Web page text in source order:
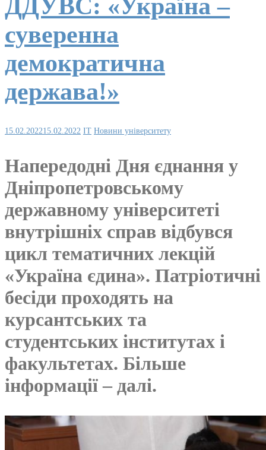
ДДУВС: «Україна –
суверенна
демократична
держава!»
15.02.202215.02.2022 IT Новини університету
Напередодні Дня єднання у
Дніпропетровському
державному університеті
внутрішніх справ відбувся
цикл тематичних лекцій
«Україна єдина». Патріотичні
бесіди проходять на
курсантських та
студентських інститутах і
факультетах. Більше
інформації – далі.